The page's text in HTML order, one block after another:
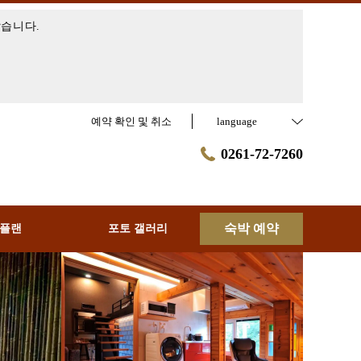
니다.
예약 확인 및 취소 language
0261-72-7260
랜 포토 갤러리 숙박 예약